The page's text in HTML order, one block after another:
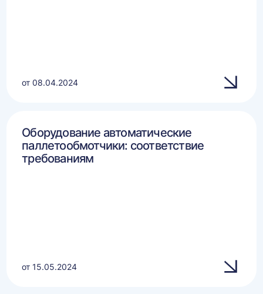
от 08.04.2024
Оборудование автоматические
паллетообмотчики: соответствие
требованиям
от 15.05.2024